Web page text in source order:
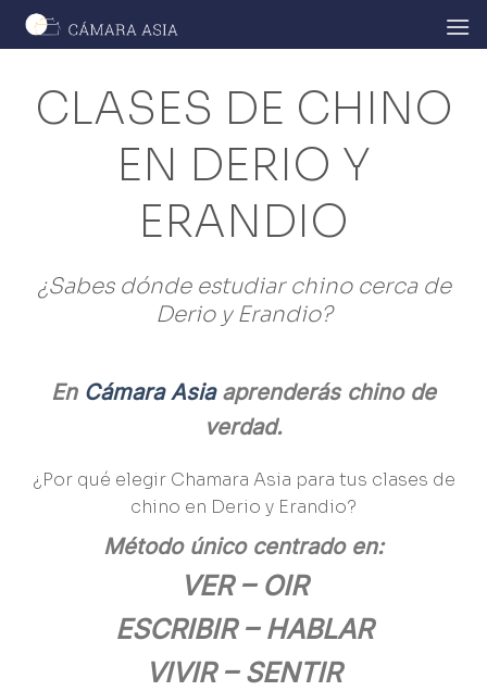
Skip
CLASES DE CHINO
EN DERIO Y
ERANDIO
¿Sabes dónde estudiar chino cerca de
Derio y Erandio?
En Cámara Asiaaprenderás chino de
verdad.
¿Por qué elegir Chamara Asia para tus clases de
chino en Derio y Erandio?
Método único centrado en:
VER – OIR
ESCRIBIR – HABLAR
VIVIR – SENTIR